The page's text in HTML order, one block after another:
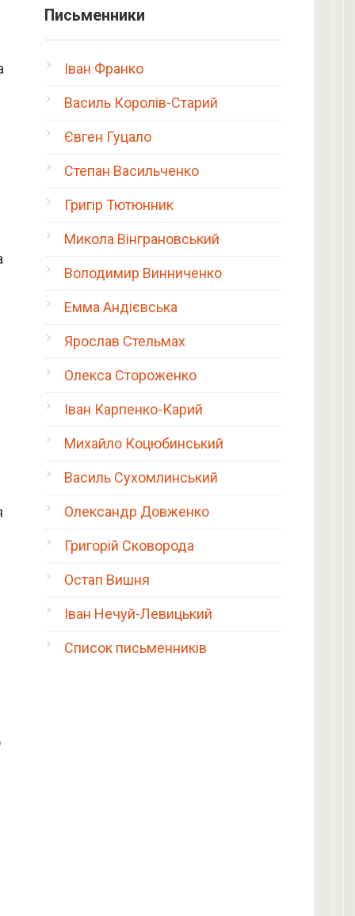
Письменники
Іван Франко
Василь Королів-Старий
Євген Гуцало
Степан Васильченко
Григір Тютюнник
Микола Вінграновський
Володимир Винниченко
Емма Андієвська
Ярослав Стельмах
Олекса Стороженко
Іван Карпенко-Карий
Михайло Коцюбинський
Василь Сухомлинський
Олександр Довженко
Григорій Сковорода
Остап Вишня
Іван Нечуй-Левицький
Список письменників